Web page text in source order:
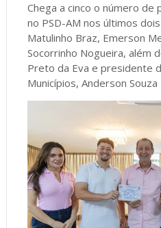
Chega a cinco o número
no PSD-AM nos últimos
Matulinho Braz, Emerson
Socorrinho Nogueira, além
Preto da Eva e presidente
Municípios, Anderson Souza